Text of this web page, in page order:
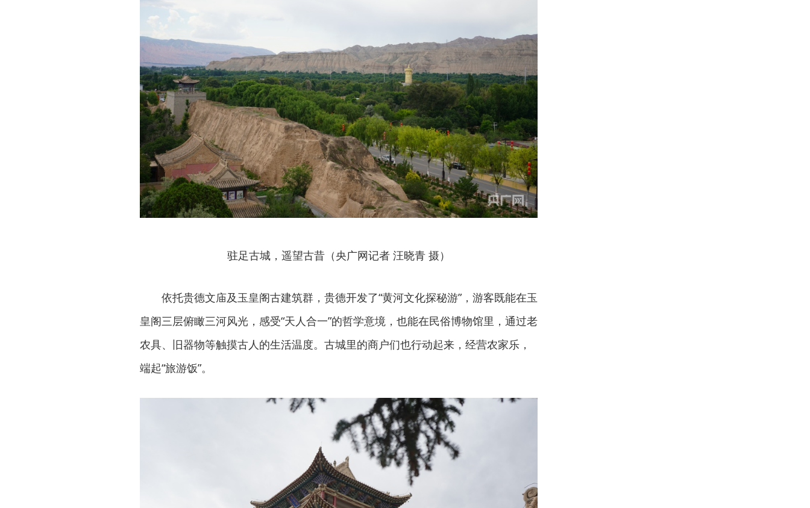
驻足古城，遥望古昔（央广网记者 汪晓青 摄）
依托贵德文庙及玉皇阁古建筑群，贵德开发了“黄河文化探秘游”，游客既能在玉
皇阁三层俯瞰三河风光，感受“天人合一”的哲学意境，也能在民俗博物馆里，通过老
农具、旧器物等触摸古人的生活温度。古城里的商户们也行动起来，经营农家乐，
端起“旅游饭”。